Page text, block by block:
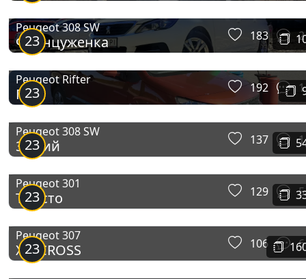
23
Peugeot 308 SW
Француженка 183 2
23
Peugeot Rifter
Пиж 192 1
23
Peugeot 308 SW
308-ий 137 1
23
Peugeot 301
Турісто 129 5
23
Peugeot 307
XSi CROSS 106 6